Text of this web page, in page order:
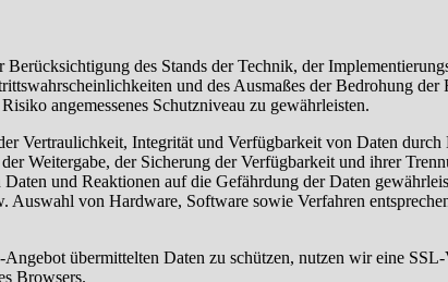
des Stands der Technik, der
und des Ausmaßes der Bedrohung der
angemessenes Schutzniveau zu gewährleisten.
Vertraulichkeit, Integrität und Verfügbarkeit von Daten
Weitergabe, der Sicherung der Verfügbarkeit und ihrer
und Reaktionen auf die Gefährdung der Daten
Auswahl von Hardware, Software sowie Verfahren
übermittelten Daten zu schützen, nutzen wir eine
Browsers.